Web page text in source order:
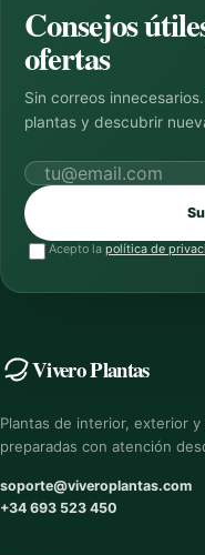
Consejos
ofertas
Sin correos
plantas y descubrir
Correo electrónico
Acepto la política de
Vivero Plantas
Plantas de interior, exterior
preparadas con atención
soporte@viveroplantas.com
+34 693 523 450